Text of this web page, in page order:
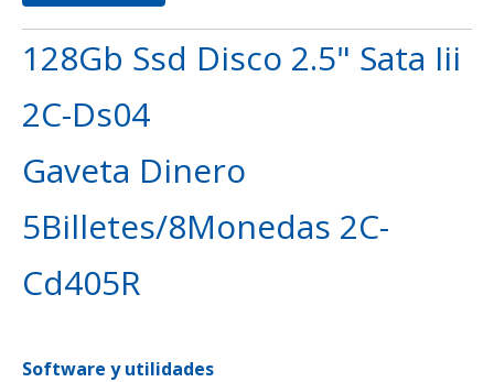
128Gb Ssd Disco 2.5" Sata Iii
2C-Ds04
Gaveta Dinero
5Billetes/8Monedas 2C-
Cd405R
Software y utilidades